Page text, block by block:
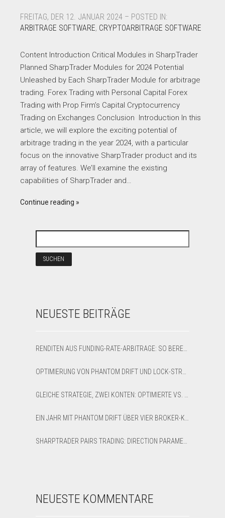
FREITAG, DER 12. JANUAR 2024 – POSTED IN:
ARBITRAGE SOFTWARE, CRYPTOARBITRAGE SOFTWARE
Content Introduction Critical Modules in SharpTrader
Planned SharpTrader Modules for 2024 Potential
Unleashed by Each SharpTrader Module for arbitrage
trading. Forex Trading with Personal Capital Forex
Trading with Prop Firm’s Capital Cryptocurrency
Trading on Exchanges Conclusion Introduction In this
article, we will explore the exciting potential of
arbitrage trading in the year 2024, with a particular
focus on the innovative SharpTrader product and its
array of features. We’ll examine the existing
capabilities of SharpTrader and…
Continue reading
NEUESTE BEITRÄGE
NEUESTE KOMMENTARE